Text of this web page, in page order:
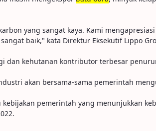
yang sangat kaya. Kami
baik," kata Direktur Eksekutif Lippo
dan kehutanan kontributor terbesar
akan bersama-sama pemerintah
kebijakan pemerintah yang menunjukkan